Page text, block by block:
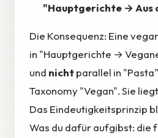
"Hauptgerichte → Aus
Die Konsequenz: Eine
in "Hauptgerichte →
und nichtparallel in
Taxonomy "Vegan". Sie
Das Eindeutigkeitsprinzip
Was du dafür aufgibst: die